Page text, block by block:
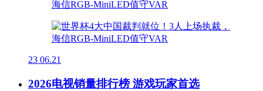
23 06.21
2026电视销量排行榜 游戏玩家首选